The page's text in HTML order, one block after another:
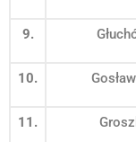
9.
10.
11.